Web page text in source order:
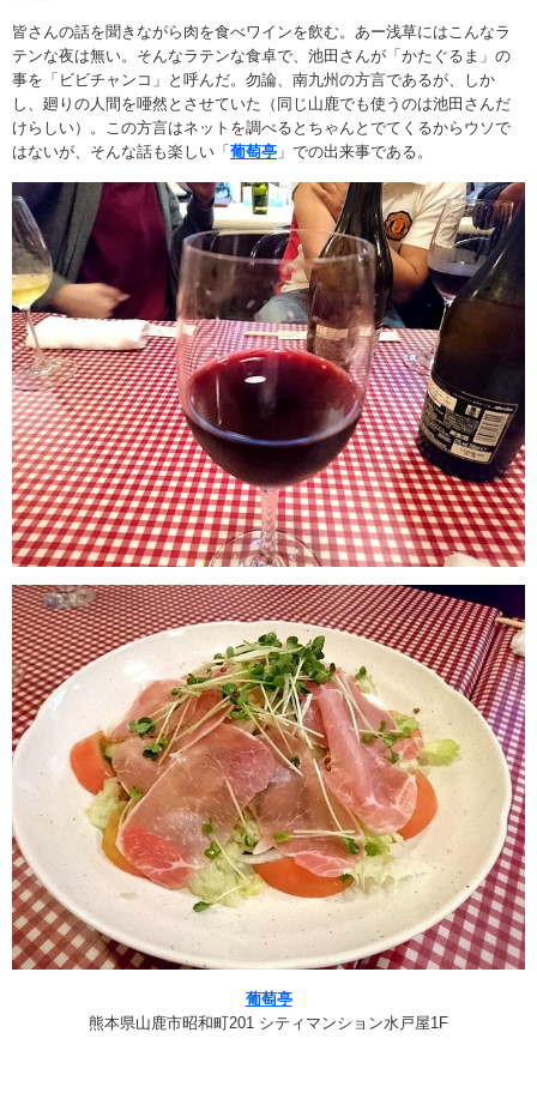
皆さんの話を聞きながら肉を食べワインを飲む。あー浅草にはこんなラ
テンな夜は無い。そんなラテンな食卓で、池田さんが「かたぐるま」の
事を「ビビチャンコ」と呼んだ。勿論、南九州の方言であるが、しか
し、廻りの人間を唖然とさせていた（同じ山鹿でも使うのは池田さんだ
けらしい）。この方言はネットを調べるとちゃんとでてくるからウソで
はないが、そんな話も楽しい「 葡萄亭 」での出来事である。
葡萄亭
熊本県山鹿市昭和町201 シティマンション水戸屋1F